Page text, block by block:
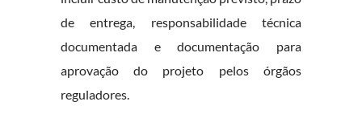
de entrega, responsabilidade técnica
documentada e documentação para
aprovação do projeto pelos órgãos
reguladores.